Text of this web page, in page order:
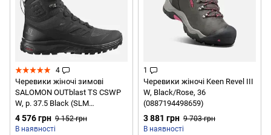
4
Черевики жіночі зимові
SALOMON OUTblast TS CSWP
W, р. 37.5 Black (SLM
OUTSNAPW,407950-4,5)
4 576 грн 9 152 грн
В наявності
1
Черевики жіночі Keen Revel III
W, Black/Rose, 36
(0887194498659)
3 881 грн 9 703 грн
В наявності